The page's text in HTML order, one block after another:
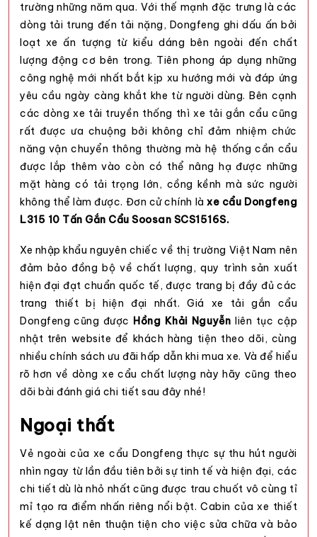
trường những năm qua. Với thế mạnh đặc trưng là các
dòng tải trung đến tải nặng, Dongfeng ghi dấu ấn bởi
loạt xe ấn tượng từ kiểu dáng bên ngoài đến chất
lượng động cơ bên trong. Tiên phong áp dụng những
công nghệ mới nhất bắt kịp xu hướng mới và đáp ứng
yêu cầu ngày càng khắt khe từ người dùng. Bên cạnh
các dòng xe tải truyền thống thìxe tải gắn cẩu cũng
rất được ưa chuộng bởi không chỉ đảm nhiệm chức
năng vận chuyển thông thường mà hệ thống cần cẩu
được lắp thêm vào còn có thể nâng hạ được những
mặt hàng có tải trọng lớn, cồng kềnh mà sức người
không thể làm được. Đơn cử chính làxe cẩu Dongfeng
L315 10 Tấn Gắn Cẩu Soosan SCS1516S.
Xe nhập khẩu nguyên chiếc về thị trường Việt Nam nên
đảm bảo đồng bộ về chất lượng, quy trình sản xuất
hiện đại đạt chuẩn quốc tế, được trang bị đầy đủ các
trang thiết bị hiện đại nhất. Giá xe tải gắn cẩu
Dongfeng cũng được Hồng Khải Nguyễn liên tục cập
nhật trên website để khách hàng tiện theo dõi, cùng
nhiều chính sách ưu đãi hấp dẫn khi mua xe. Và để hiểu
rõ hơn về dòng xe cẩu chất lượng này hãy cũng theo
dõi bài đánh giá chi tiết sau đây nhé!
Ngoại thất
Vẻ ngoài của xe cẩu Dongfeng thực sự thu hút người
nhìn ngay từ lần đầu tiên bởi sự tinh tế và hiện đại, các
chi tiết dù là nhỏ nhất cũng được trau chuốt vô cùng tỉ
mỉ tạo ra điểm nhấn riêng nổi bật. Cabin của xe thiết
kế dạng lật nên thuận tiện cho việc sửa chữa và bảo